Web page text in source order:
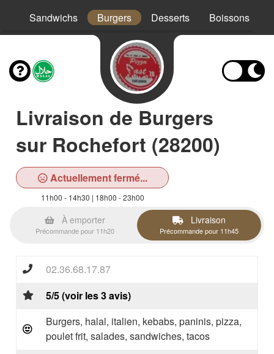
Sandwichs Burgers Desserts Boissons
Livraison de Burgers
sur Rochefort (28200)
Actuellement fermé...
11h00 - 14h30 | 18h00 - 23h00
À emporter
Précommande pour 11h20
Livraison
Précommande pour 11h45
02.36.68.17.87
5/5 (voir les 3 avis)
Burgers, halal, italien, kebabs, paninis, pizza,
poulet frit, salades, sandwiches, tacos